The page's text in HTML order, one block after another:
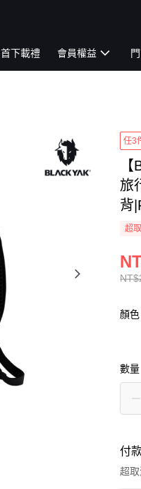
首下載禮 會員權益
任3
旅
背
超
顏
數量
付
超